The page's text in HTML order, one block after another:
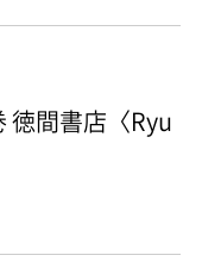
徳間書店〈Ryu